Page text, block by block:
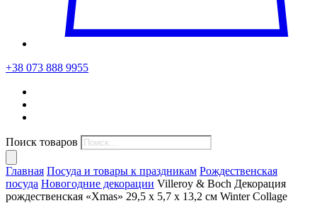
+38 073 888 9955
Поиск товаров
Главная Посуда и товары к праздникам Рождественская
посуда Новогодние декорации Villeroy & Boch Декорация
рождественская «Xmas» 29,5 x 5,7 x 13,2 см Winter Collage